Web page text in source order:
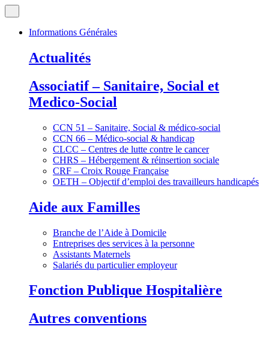
Informations Générales
Actualités
Associatif – Sanitaire, Social et
Medico-Social
CCN 51 – Sanitaire, Social & médico-social
CCN 66 – Médico-social & handicap
CLCC – Centres de lutte contre le cancer
CHRS – Hébergement & réinsertion sociale
CRF – Croix Rouge Française
OETH – Objectif d’emploi des travailleurs handicapés
Aide aux Familles
Branche de l’Aide à Domicile
Entreprises des services à la personne
Assistants Maternels
Salariés du particulier employeur
Fonction Publique Hospitalière
Autres conventions